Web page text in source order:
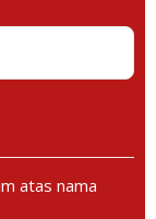
atas nama